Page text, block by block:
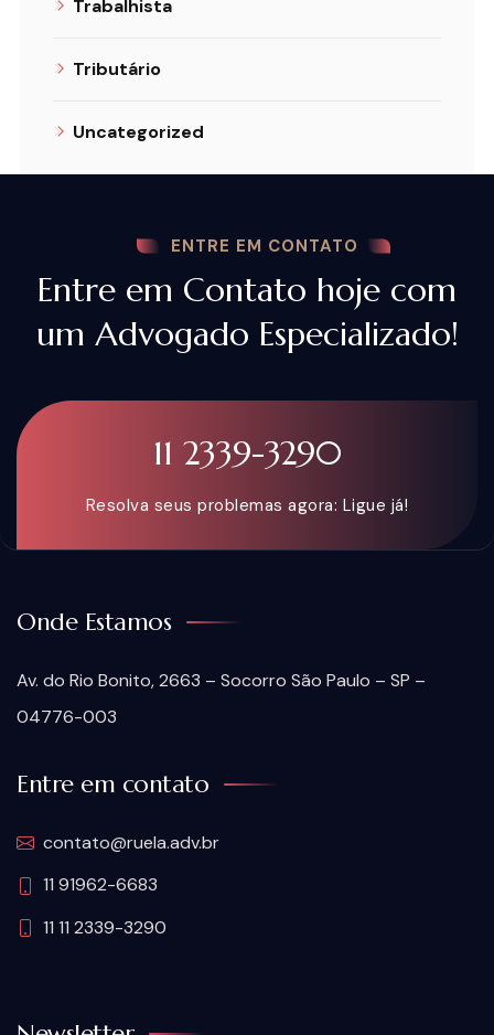
Trabalhista
Tributário
Uncategorized
ENTRE EM CONTATO
Entre em Contato hoje com
um Advogado Especializado!
11 2339-3290
Resolva seus problemas agora: Ligue já!
Onde Estamos
Av. do Rio Bonito, 2663 – Socorro São Paulo – SP –
04776-003
Entre em contato
contato@ruela.adv.br
11 91962-6683
11 11 2339-3290